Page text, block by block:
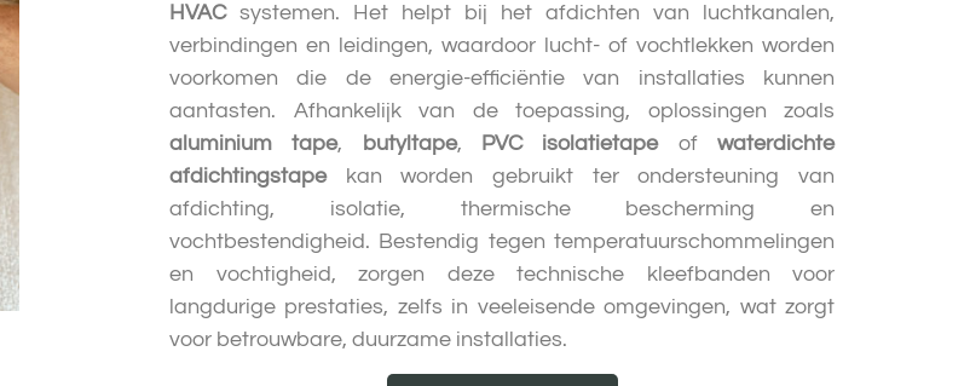
HVACsystemen. Het helpt bij het afdichten van luchtkanalen,
verbindingen en leidingen, waardoor lucht- of vochtlekken worden
voorkomen die de energie-efficiëntie van installaties kunnen
aantasten. Afhankelijk van de toepassing, oplossingen zoals
aluminium tape, butyltape, PVC isolatietapeofwaterdichte
afdichtingstapekan worden gebruikt ter ondersteuning van
afdichting, isolatie, thermische bescherming en
vochtbestendigheid. Bestendig tegen temperatuurschommelingen
en vochtigheid, zorgen deze technische kleefbanden voor
langdurige prestaties, zelfs in veeleisende omgevingen, wat zorgt
voor betrouwbare, duurzame installaties.